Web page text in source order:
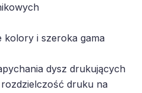
kolory i szeroka gama
dysz drukujących
druku na